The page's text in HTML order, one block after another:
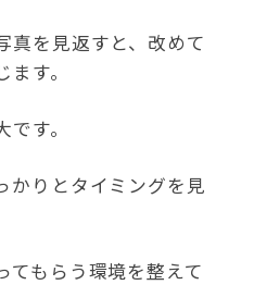
真を見返すと、改めて
す。
す。
かりとタイミングを見
てもらう環境を整えて